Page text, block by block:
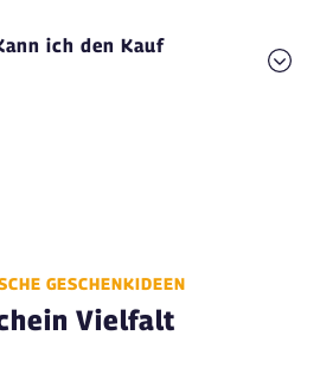
ich den Kauf
GESCHENKIDEEN
Vielfalt